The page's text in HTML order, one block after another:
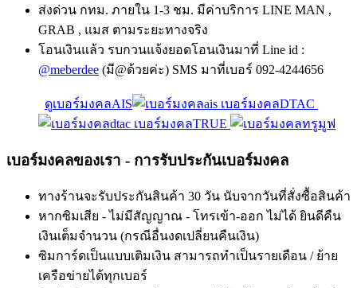
ส่งด่วน กทม. ภายใน 1-3 ชม. มีค่าบริการ LINE MAN ,
GRAB , แมส ตามระยะทางจริง
โอนเงินแล้ว รบกวนแจ้งยอดโอนเงินมาที่ Line id :
@meberdee (มี@ด้วยค่ะ) SMS มาที่เบอร์ 092-4244656
ดูเบอร์มงคลAIS
เบอร์มงคลDTAC
เบอร์มงคลTRUE
เบอร์มงคลของเรา - การรับประกันเบอร์มงคล
ทางร้านจะรับประกันสินค้า 30 วัน นับจากวันที่สั่งซื้อสินค้า
หากซิมเสีย - ไม่มีสัญญาณ - โทรเข้า-ออก ไม่ได้ ยินดีคืน
เงินเต็มจำนวน (กรณีอื่นงดเปลี่ยนคืนเงิน)
ซิมการ์ดเป็นแบบเติมเงิน สามารถทำเป็นรายเดือน / ย้าย
เครือข่ายได้ทุกเบอร์